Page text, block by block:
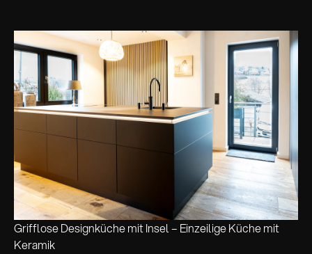
Grifflose Designküche mit Insel – Einzeilige Küche mit
Keramik